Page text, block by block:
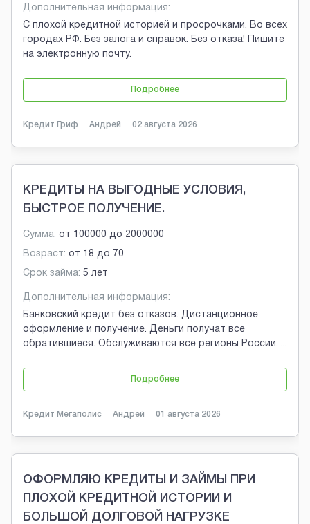
Дополнительная информация:
С плохой кредитной историей и просрочками. Во всех
городах РФ. Без залога и справок. Без отказа! Пишите
на электронную почту.
Подробнее
Кредит Гриф Андрей 02 августа 2026
КРЕДИТЫ НА ВЫГОДНЫЕ УСЛОВИЯ,
БЫСТРОЕ ПОЛУЧЕНИЕ.
Сумма: от 100000 до 2000000
Возраст: от 18 до 70
Срок займа: 5 лет
Дополнительная информация:
Банковский кредит без отказов. Дистанционное
оформление и получение. Деньги получат все
обратившиеся. Обслуживаются все регионы России. ...
Подробнее
Кредит Мегаполис Андрей 01 августа 2026
ОФОРМЛЯЮ КРЕДИТЫ И ЗАЙМЫ ПРИ
ПЛОХОЙ КРЕДИТНОЙ ИСТОРИИ И
БОЛЬШОЙ ДОЛГОВОЙ НАГРУЗКЕ